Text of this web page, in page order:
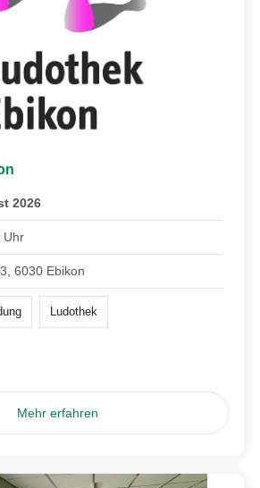
2026
Uhr
6030 Ebikon
Ludothek
Mehr erfahren